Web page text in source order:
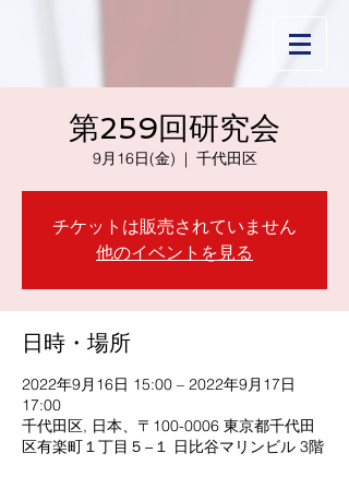
第259回研究会
9月16日(金)
  |
千代田区
チケットは販売されていません
他のイベントを見る
日時・場所
2022年9月16日 15:00 – 2022年9月17日
17:00
千代田区, 日本、〒100-0006 東京都千代田
区有楽町１丁目５−１ 日比谷マリンビル 3階